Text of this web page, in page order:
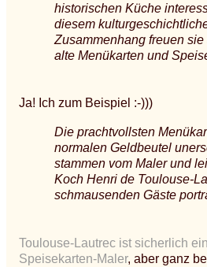
historischen Küche
diesem
Zusammenhang freuen
alte Menükarten und
Ja! Ich zum Beispiel :-)))
Die prachtvollsten
normalen Geldbeutel
stammen vom Maler und
Koch Henri de Toulouse-
schmausenden Gäste
Toulouse-Lautrec ist sicherlich
Speisekarten-Maler, aber ganz